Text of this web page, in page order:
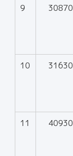
9 30870
10 31630
11 40930